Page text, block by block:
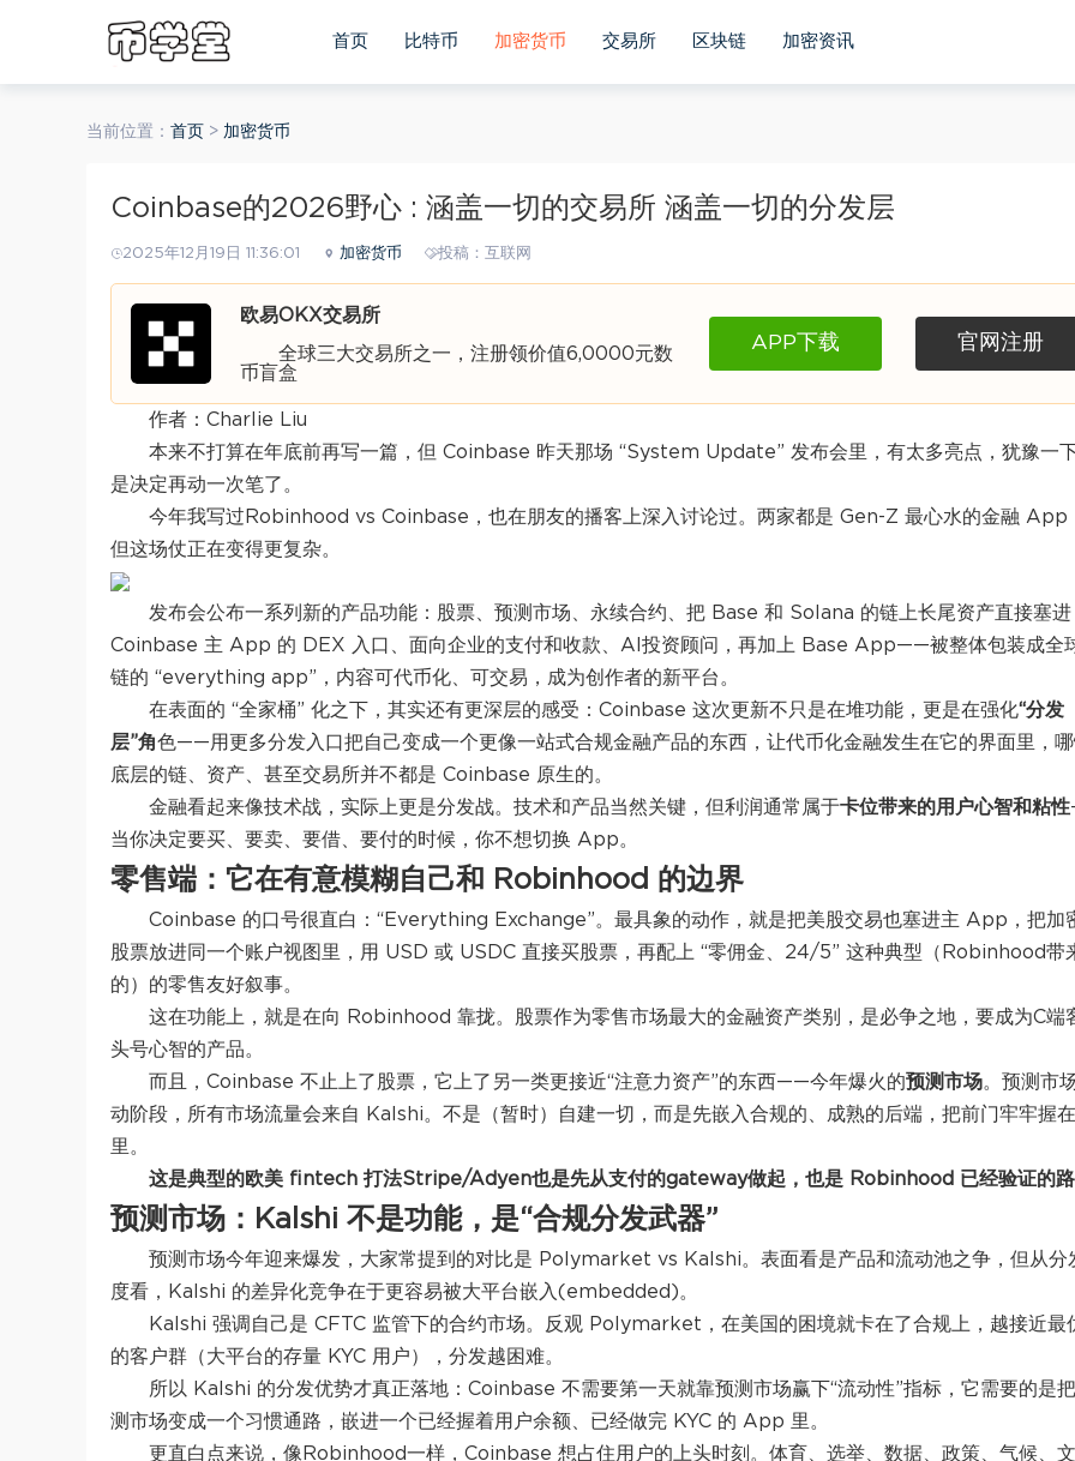
首页 比特币 加密货币 交易所 区块链 加密资讯
当前位置： 首页 > 加密货币
Coinbase的2026野心 : 涵盖一切的交易所 涵盖一切的分发层
2025年12月19日 11:36:01 加密货币 投稿：互联网
欧易OKX交易所
全球三大交易所之一，注册领价值6,0000元数
币盲盒
APP下载 官网注册
作者：Charlie Liu
本来不打算在年底前再写一篇，但 Coinbase 昨天那场 “System Update” 发布会里，有太多亮点，犹豫一
是决定再动一次笔了。
今年我写过 Robinhood vs Coinbase ，也在朋友的播客上深入讨论过。两家都是 Gen-Z 最心水的金融 App
但这场仗正在变得更复杂。
发布会公布一系列新的产品功能：股票、预测市场、永续合约、把 Base 和 Solana 的链上长尾资产直接塞进
Coinbase 主 App 的 DEX 入口、面向企业的支付和收款、AI投资顾问，再加上 Base App——被整体包装成全
链的 “everything app”，内容可代币化、可交易，成为创作者的新平台。
在表面的 “全家桶” 化之下，其实还有更深层的感受：Coinbase 这次更新不只是在堆功能，更是在强化“分发
层”角色——用更多分发入口把自己变成一个更像一站式合规金融产品的东西，让代币化金融发生在它的界面里，
底层的链、资产、甚至交易所并不都是 Coinbase 原生的。
金融看起来像技术战，实际上更是分发战。技术和产品当然关键，但利润通常属于卡位带来的用户心智和粘性
当你决定要买、要卖、要借、要付的时候，你不想切换 App。
零售端：它在有意模糊自己和 Robinhood 的边界
Coinbase 的口号很直白：“Everything Exchange”。最具象的动作，就是把美股交易也塞进主 App，把加
股票放进同一个账户视图里，用 USD 或 USDC 直接买股票，再配上 “零佣金、24/5” 这种典型（Robinhood带
的）的零售友好叙事。
这在功能上，就是在向 Robinhood 靠拢。股票作为零售市场最大的金融资产类别，是必争之地，要成为C端
头号心智的产品。
而且，Coinbase 不止上了股票，它上了另一类更接近“注意力资产”的东西——今年爆火的预测市场。 预测市
动阶段，所有市场流量会来自 Kalshi。不是（暂时）自建一切，而是先嵌入合规的、成熟的后端，把前门牢牢握
里。
这是典型的欧美 fintech 打法Stripe/Adyen也是先从支付的gateway做起，也是 Robinhood 已经验证的路
预测市场：Kalshi 不是功能，是“合规分发武器”
预测市场今年迎来爆发，大家常提到的对比是 Polymarket vs Kalshi。表面看是产品和流动池之争，但从分
度看，Kalshi 的差异化竞争在于更容易被大平台嵌入(embedded)。
Kalshi 强调自己是 CFTC 监管下的合约市场。反观 Polymarket，在美国的困境就卡在了合规上，越接近最
的客户群（大平台的存量 KYC 用户），分发越困难。
所以 Kalshi 的分发优势才真正落地：Coinbase 不需要第一天就靠预测市场赢下“流动性”指标，它需要的是
测市场变成一个习惯通路，嵌进一个已经握着用户余额、已经做完 KYC 的 App 里。
更直白点来说，像Robinhood一样，Coinbase 想占住用户的上头时刻。体育、选举、数据、政策、气候、